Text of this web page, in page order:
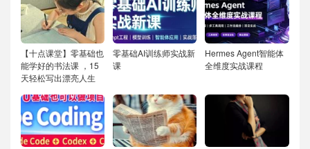
【十点课堂】零基础也
能学好的书法课 ，15
天轻松写出漂亮人生
零基础AI训练师实战新
课
Hermes Agent智能体
全维度实战课程